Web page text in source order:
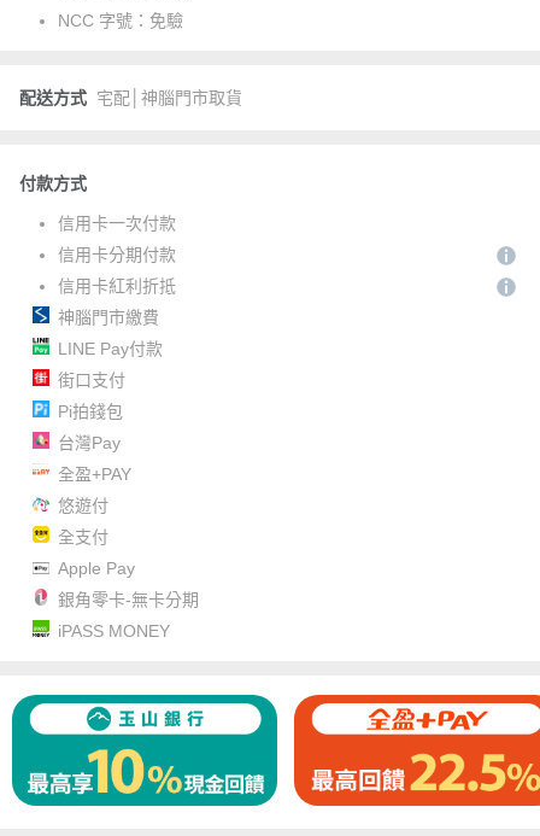
NCC 字號： 免驗
配送方式 宅配│神腦門市取貨
付款方式
信用卡一次付款
信用卡分期付款
信用卡紅利折抵
神腦門市繳費
LINE Pay付款
街口支付
Pi拍錢包
台灣Pay
全盈+PAY
悠遊付
全支付
Apple Pay
銀角零卡-無卡分期
iPASS MONEY